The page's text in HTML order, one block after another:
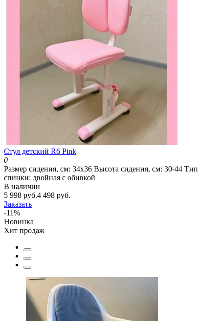
Cтул детский R6 Pink
0
Размер сидения, см: 34х36 Высота сидения, см: 30-44 Тип
спинки: двойная с обивкой
В наличии
5 998 руб.4 498 руб.
Заказать
-11%
Новинка
Хит продаж